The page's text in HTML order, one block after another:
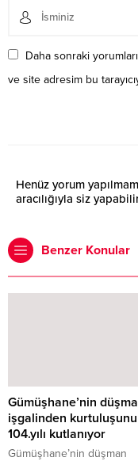
Daha sonraki
ve site adresim bu
Henüz yorum
aracılığıyla siz
Benzer Konular
Gümüşhane’nin
işgalinden
104.yılı kutlanıyor
Gümüşhane’nin düşman